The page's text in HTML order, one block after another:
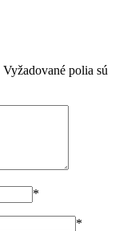
Vyžadované polia sú
*
*